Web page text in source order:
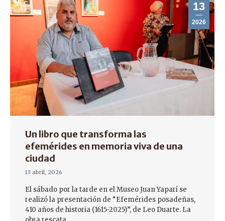
13
2026
Un libro que transforma las
efemérides en memoria viva de una
ciudad
13 abril, 2026
El sábado por la tarde en el Museo Juan Yaparí se
realizó la presentación de “Efemérides posadeñas,
410 años de historia (1615-2025)”, de Leo Duarte. La